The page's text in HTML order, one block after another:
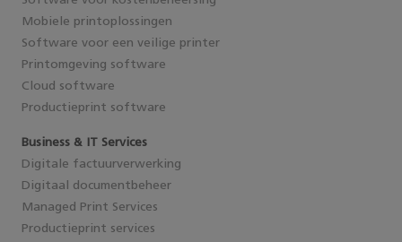
Mobiele printoplossingen
Software voor een veilige printer
Printomgeving software
Cloud software
Productieprint software
Business & IT Services
Digitale factuurverwerking
Digitaal documentbeheer
Managed Print Services
Productieprint services